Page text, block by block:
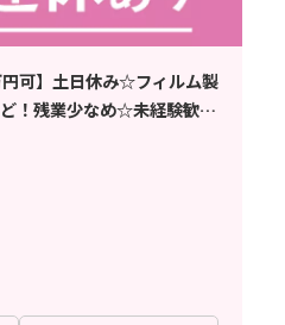
円可】土日休み☆フィルム製
！残業少なめ☆未経験歓迎